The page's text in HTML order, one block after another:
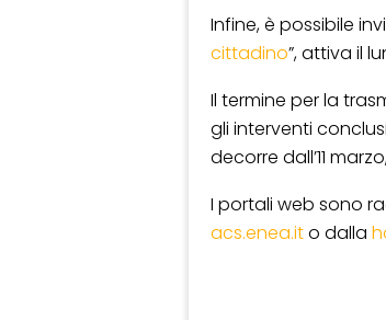
Infine, è possibile
cittadino”, attiva il
Il termine per la
gli interventi conclusi
decorre dall’11
I portali web sono
acs.enea.ito dalla